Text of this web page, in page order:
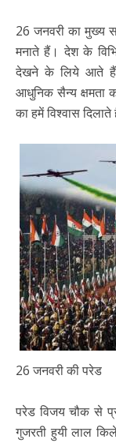
26 जनवरी का मुख्य
मनाते हैं। देश के
देखने के लिये आते हैं।
आधुनिक सैन्य क्षमता
का हमें विश्वास दिलाते
26 जनवरी की परेड
परेड विजय चौक से
गुजरती हुयी लाल